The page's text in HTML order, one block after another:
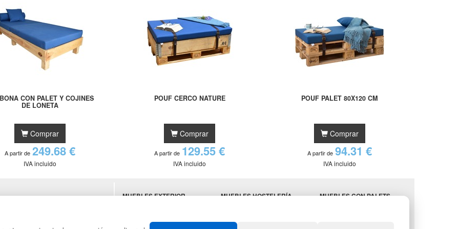
CON PALET Y COJINES
DE LONETA
Comprar
A partir de 249.68 €
IVA incluido
POUF CERCO NATURE
Comprar
A partir de 129.55 €
IVA incluido
POUF PALET 80X120 CM
Comprar
A partir de 94.31 €
IVA incluido
MUEBLES EXTERIOR
MUEBLES HOSTELERÍA
TIENDA DE DEPORTES
MUEBLES CON PALETS